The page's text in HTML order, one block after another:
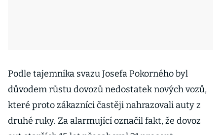
Podle tajemníka svazu Josefa Pokorného byl
důvodem růstu dovozů nedostatek nových vozů,
které proto zákazníci častěji nahrazovali auty z
druhé ruky. Za alarmující označil fakt, že dovoz